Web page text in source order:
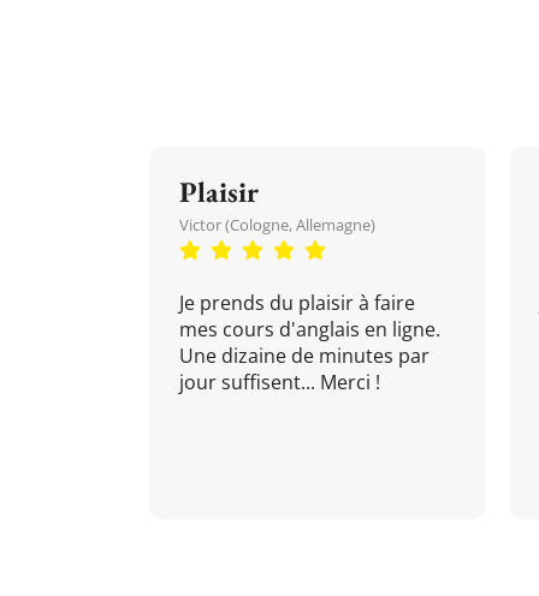
Plaisir
Victor (Cologne, Allemagne)
Je prends du plaisir à faire
mes cours d'anglais en ligne.
Une dizaine de minutes par
jour suffisent... Merci !